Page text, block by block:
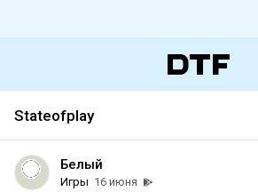
Stateofplay
Белый
Игры 16 июня